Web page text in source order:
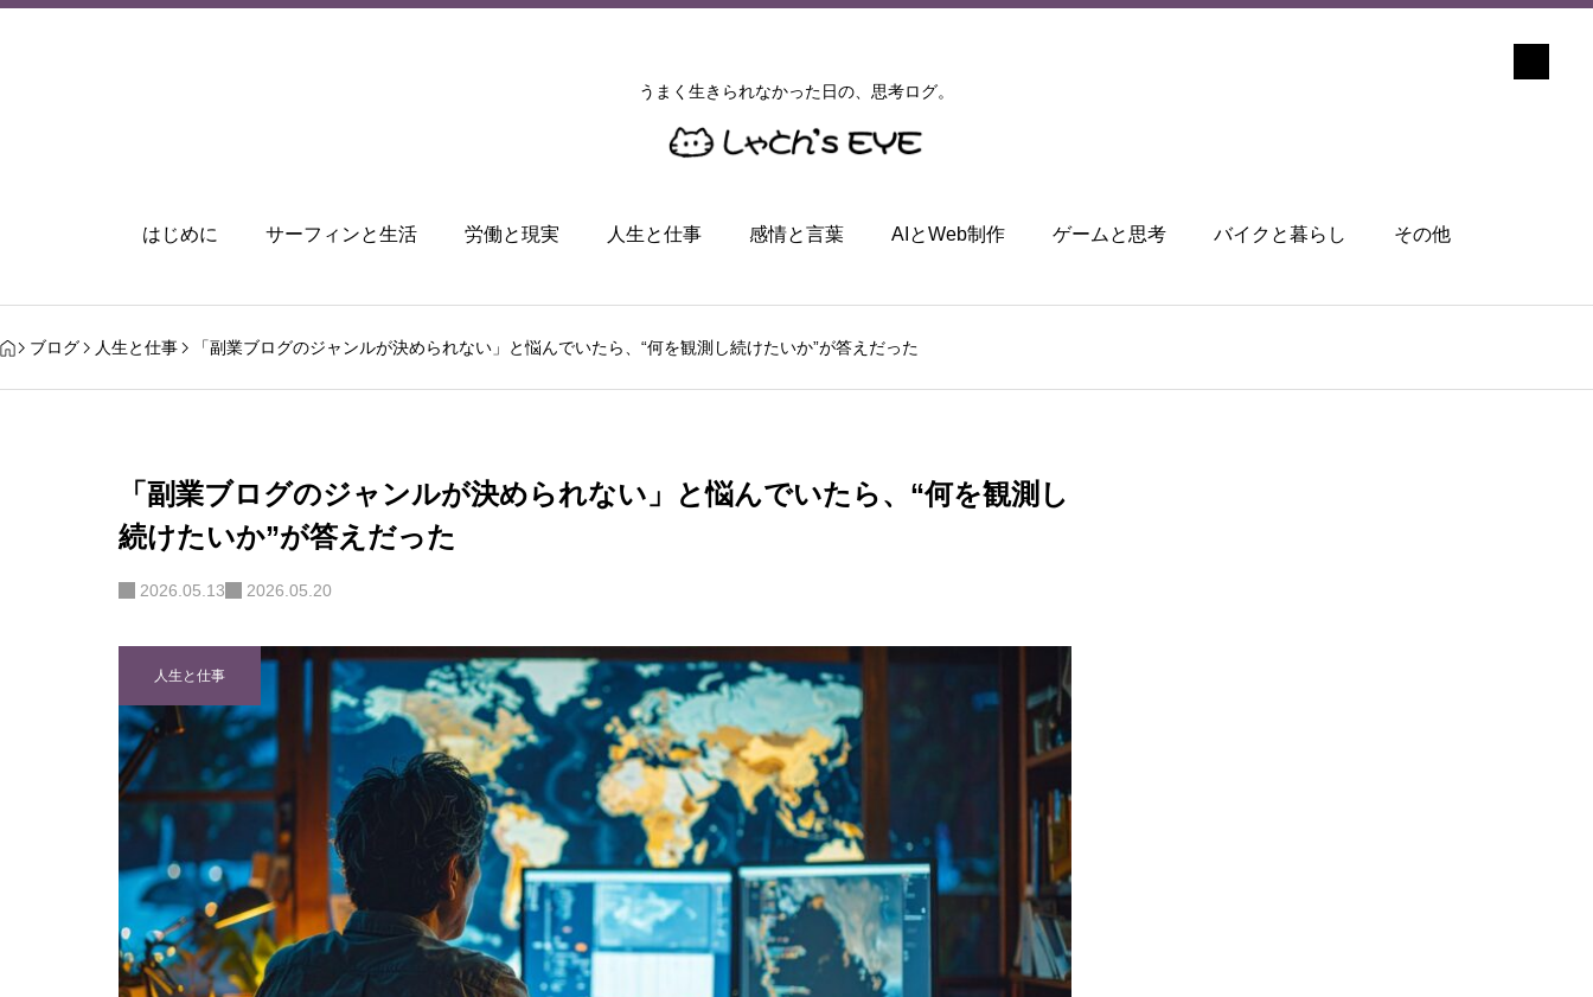
うまく生きられなかった日の、思考ログ。
はじめに サーフィンと生活 労働と現実 人生と仕事 感情と言葉 AIとWeb制作 ゲームと思考 バイクと暮らし その他
ブログ 人生と仕事 「副業ブログのジャンルが決められない」と悩んでいたら、“何を観測し続けたいか”が答えだった
「副業ブログのジャンルが決められない」と悩んでいたら、“何を観測し
続けたいか”が答えだった
2026.05.13 2026.05.20
人生と仕事